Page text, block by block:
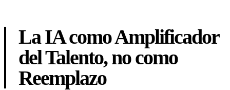
La IA como Amplificador
del Talento, no como
Reemplazo